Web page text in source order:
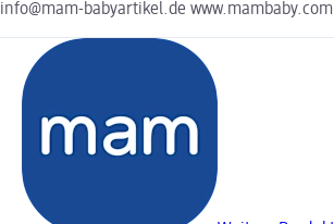
info@mam-babyartikel.de www.mambaby.com